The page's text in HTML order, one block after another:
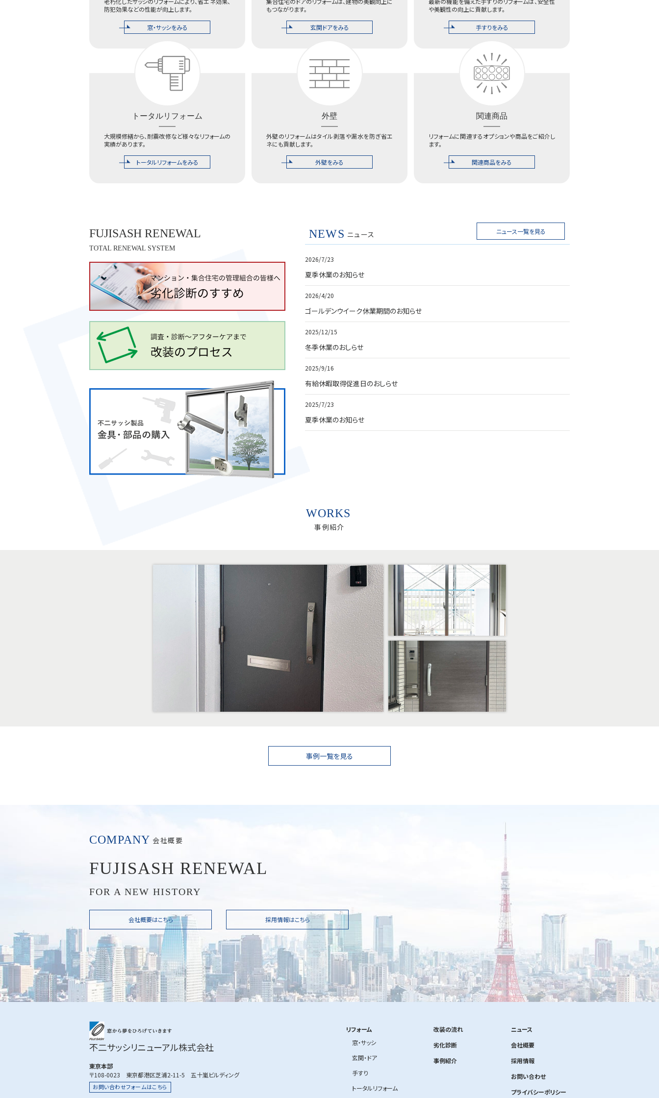
防犯効果などの性能が向上します。
窓・サッシをみる
もつながります。
玄関ドアをみる
や美観性の向上に貢献します。
手すりをみる
トータルリフォーム
大規模修繕から、耐震改修など様々なリフォームの
実績があります。
トータルリフォームをみる
外壁
外壁のリフォームはタイル剥落や漏水を防ぎ省エ
ネにも貢献します。
外壁をみる
関連商品
リフォームに関連するオプションや商品をご紹介し
ます。
関連商品をみる
FUJISASH RENEWAL
TOTAL RENEWAL SYSTEM
NEWS ニュース
2026/7/23
夏季休業のお知らせ
2026/4/20
ゴールデンウイーク休業期間のお知らせ
2025/12/15
冬季休業のおしらせ
2025/9/16
有給休暇取得促進日のおしらせ
2025/7/23
夏季休業のお知らせ
ニュース一覧を見る
WORKS
事例紹介
事例一覧を見る
COMPANY 会社概要
FUJISASH RENEWAL
FOR A NEW HISTORY
会社概要はこちら 採用情報はこちら
不二サッシリニューアル株式会社
リフォーム
窓・サッシ
玄関・ドア
手すり
トータルリフォーム
改装の流れ
劣化診断
事例紹介
ニュース
会社概要
採用情報
お問い合わせ
プライバシーポリシー
東京本部
〒108-0023 東京都港区芝浦2-11-5 五十嵐ビルディング
お問い合わせフォームはこちら